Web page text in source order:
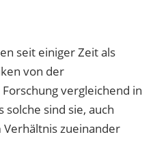
seit einiger Zeit als
von der
vergleichend in
solche sind sie, auch
zueinander